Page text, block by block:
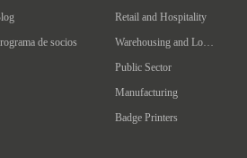
de socios
Retail and Hospitality
Warehousing and Logistics
Public Sector
Manufacturing
Badge Printers